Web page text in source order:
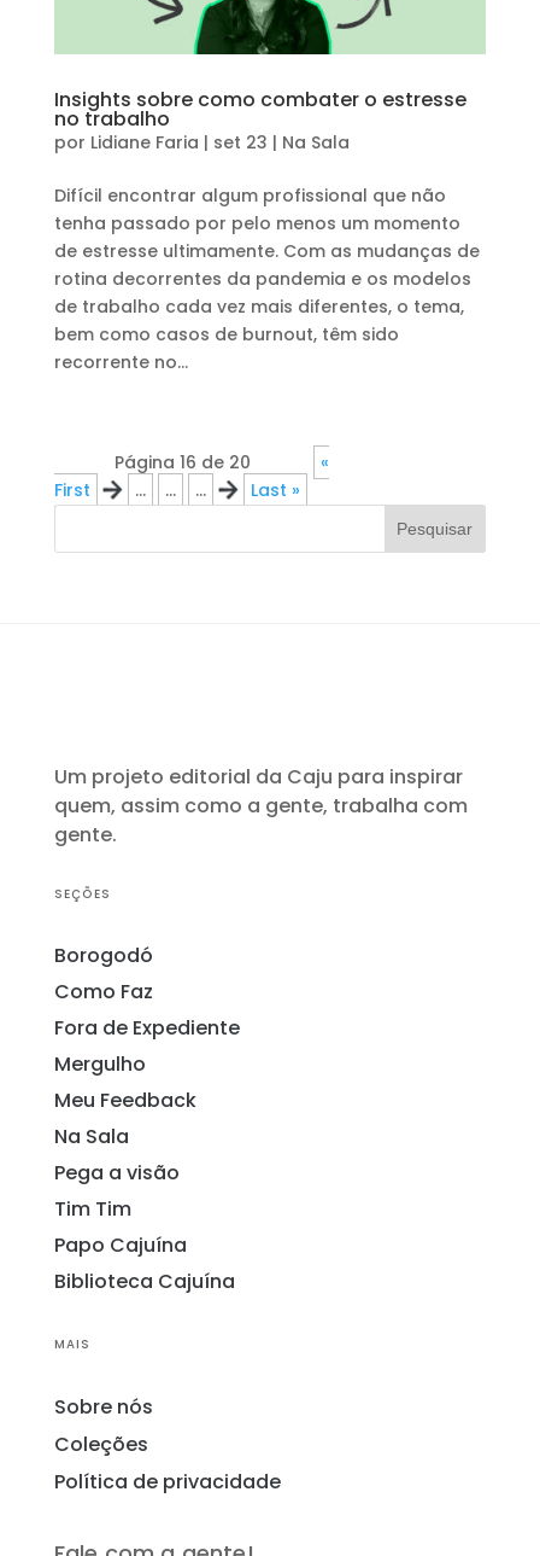
Insights sobre como combater o estresse
no trabalho
por Lidiane Faria | set 23 | Na Sala
Difícil encontrar algum profissional que não
tenha passado por pelo menos um momento
de estresse ultimamente. Com as mudanças de
rotina decorrentes da pandemia e os modelos
de trabalho cada vez mais diferentes, o tema,
bem como casos de burnout, têm sido
recorrente no...
Página 16 de 20
«
First
« ... ... ... » Last »
Pesquisar
Um projeto editorial da Caju para inspirar
quem, assim como a gente, trabalha com
gente.
SEÇÕES
Borogodó
Como Faz
Fora de Expediente
Mergulho
Meu Feedback
Na Sala
Pega a visão
Tim Tim
Papo Cajuína
Biblioteca Cajuína
MAIS
Sobre nós
Coleções
Política de privacidade